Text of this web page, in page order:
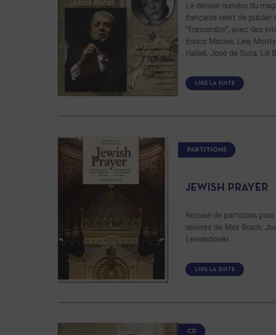
Le dernier numéro du
française vient de publier
"francarabe", avec des
Enrico Macias, Line
Hallali, José de Suza, Lili
LIRE LA SUITE
PARTITIONS
JEWISH PRAYER
Recueil de partitions
œuvres de Max Bruch,
Lewandowki …
LIRE LA SUITE
CD